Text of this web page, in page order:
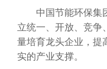
中国节能环保集
立统一、开放、竞争
量培育龙头企业，提
实的产业支撑。